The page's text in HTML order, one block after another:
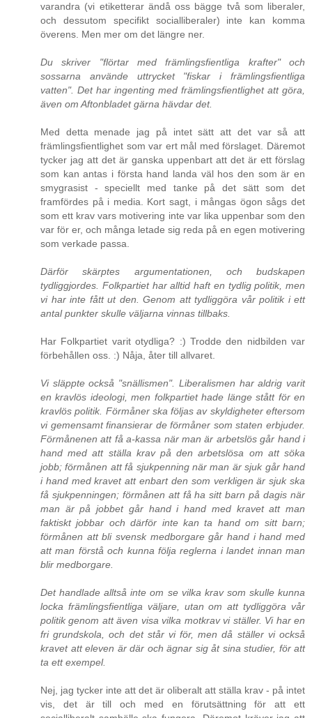
varandra (vi etiketterar ändå oss bägge två som liberaler,
och dessutom specifikt socialliberaler) inte kan komma
överens. Men mer om det längre ner.
Du skriver "flörtar med främlingsfientliga krafter" och
sossarna använde uttrycket "fiskar i främlingsfientliga
vatten". Det har ingenting med främlingsfientlighet att göra,
även om Aftonbladet gärna hävdar det.
Med detta menade jag på intet sätt att det var så att
främlingsfientlighet som var ert mål med förslaget. Däremot
tycker jag att det är ganska uppenbart att det är ett förslag
som kan antas i första hand landa väl hos den som är en
smygrasist - speciellt med tanke på det sätt som det
framfördes på i media. Kort sagt, i mångas ögon sågs det
som ett krav vars motivering inte var lika uppenbar som den
var för er, och många letade sig reda på en egen motivering
som verkade passa.
Därför skärptes argumentationen, och budskapen
tydliggjordes. Folkpartiet har alltid haft en tydlig politik, men
vi har inte fått ut den. Genom att tydliggöra vår politik i ett
antal punkter skulle väljarna vinnas tillbaks.
Har Folkpartiet varit otydliga? :) Trodde den nidbilden var
förbehållen oss. :) Nåja, åter till allvaret.
Vi släppte också "snällismen". Liberalismen har aldrig varit
en kravlös ideologi, men folkpartiet hade länge stått för en
kravlös politik. Förmåner ska följas av skyldigheter eftersom
vi gemensamt finansierar de förmåner som staten erbjuder.
Förmånenen att få a-kassa när man är arbetslös går hand i
hand med att ställa krav på den arbetslösa om att söka
jobb; förmånen att få sjukpenning när man är sjuk går hand
i hand med kravet att enbart den som verkligen är sjuk ska
få sjukpenningen; förmånen att få ha sitt barn på dagis när
man är på jobbet går hand i hand med kravet att man
faktiskt jobbar och därför inte kan ta hand om sitt barn;
förmånen att bli svensk medborgare går hand i hand med
att man förstå och kunna följa reglerna i landet innan man
blir medborgare.
Det handlade alltså inte om se vilka krav som skulle kunna
locka främlingsfientliga väljare, utan om att tydliggöra vår
politik genom att även visa vilka motkrav vi ställer. Vi har en
fri grundskola, och det står vi för, men då ställer vi också
kravet att eleven är där och ägnar sig åt sina studier, för att
ta ett exempel.
Nej, jag tycker inte att det är oliberalt att ställa krav - på intet
vis, det är till och med en förutsättning för att ett